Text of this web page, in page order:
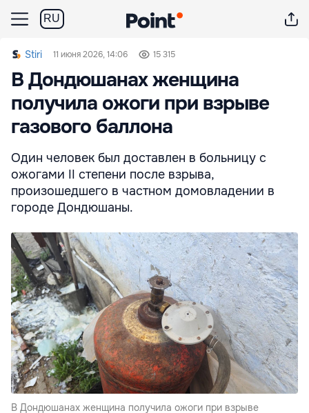
RU
Stiri 11 июня 2026, 14:06 15 315
В Дондюшанах женщина
получила ожоги при взрыве
газового баллона
Один человек был доставлен в больницу с
ожогами II степени после взрыва,
произошедшего в частном домовладении в
городе Дондюшаны.
В Дондюшанах женщина получила ожоги при взрыве